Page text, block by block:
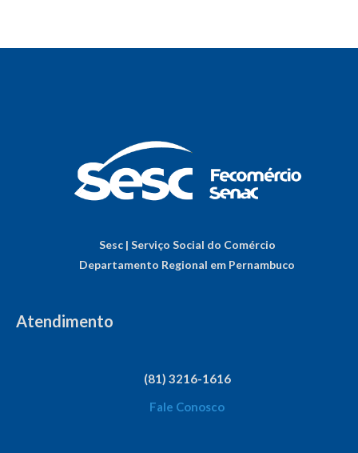
Sesc | Serviço Social do Comércio
Departamento Regional em Pernambuco
Atendimento
(81) 3216-1616
Fale Conosco